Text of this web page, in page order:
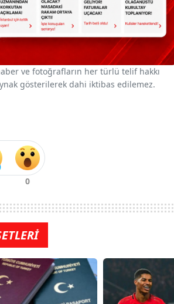
ve fotoğrafların her türlü telif hakkı
gösterilerek dahi iktibas edilemez.